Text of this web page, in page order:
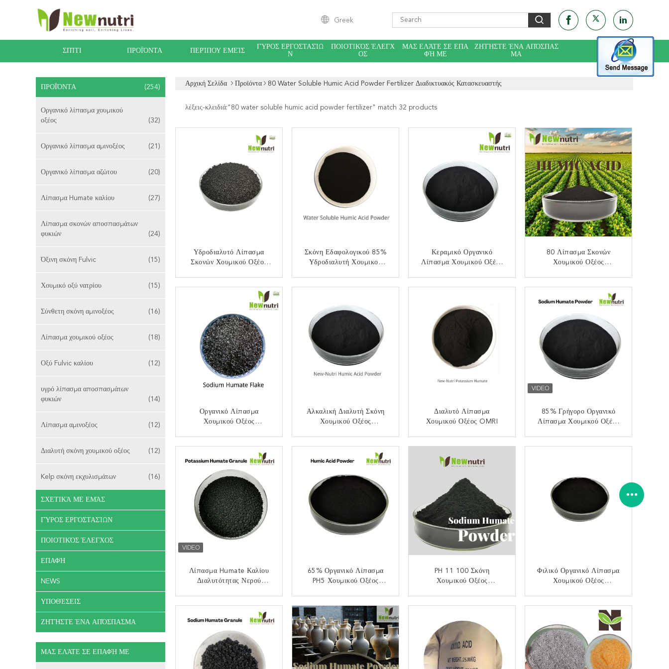
Greek
ΣΠΊΤΙ ΠΡΟΪΌΝΤΑ ΠΕΡΊΠΟΥ ΕΜΕΊΣ
ΓΎΡΟΣ ΕΡΓΟΣΤΑΣΊΩ
Ν
ΠΟΙΟΤΙΚΌΣ ΈΛΕΓΧ
ΟΣ
ΜΑΣ ΕΛΆΤΕ ΣΕ ΕΠΑ
ΦΉ ΜΕ
ΖΗΤΉΣΤΕ ΈΝΑ ΑΠΌΣΠΑΣ
ΜΑ
ΠΡΟΪΌΝΤΑ (254)
Οργανικό λίπασμα χουμικού
οξέος
(32)
Οργανικό λίπασμα αμινοξέος (21)
Οργανικό λίπασμα αζώτου (20)
Λίπασμα Humate καλίου (27)
Λίπασμα σκονών αποσπασμάτων
φυκιών
(24)
Όξινη σκόνη Fulvic (15)
Χουμικό οξύ νατρίου (15)
Σύνθετη σκόνη αμινοξέος (16)
Λίπασμα χουμικού οξέος (18)
Οξύ Fulvic καλίου (12)
υγρό λίπασμα αποσπασμάτων
φυκιών
(14)
Λίπασμα αμινοξέος (12)
Διαλυτή σκόνη χουμικού οξέος (12)
Kelp σκόνη εκχυλισμάτων (16)
ΣΧΕΤΙΚΆ ΜΕ ΕΜΆΣ
ΓΎΡΟΣ ΕΡΓΟΣΤΑΣΊΩΝ
ΠΟΙΟΤΙΚΌΣ ΈΛΕΓΧΟΣ
ΕΠΑΦΉ
NEWS
ΥΠΟΘΈΣΕΙΣ
ΖΗΤΉΣΤΕ ΈΝΑ ΑΠΌΣΠΑΣΜΑ
ΜΑΣ ΕΛΆΤΕ ΣΕ ΕΠΑΦΉ ΜΕ
Αρχική Σελίδα Προϊόντα 80 Water Soluble Humic Acid Powder Fertilizer Διαδικτυακός Κατασκευαστής
λέξεις-κλειδιά:" 80 water soluble humic acid powder fertilizer" match 32 products
Υδροδιαλυτό Λίπασμα
Σκονών Χουμικού Οξέος
ΕΠΙΚΟΙΝΩΝΉΣΤΕ
Σκόνη Εδαφολογικού 85%
Υδροδιαλυτή Χουμικού
ΕΠΙΚΟΙΝΩΝΉΣΤΕ
Κεραμικό Οργανικό
Λίπασμα Χουμικού Οξέος
ΕΠΙΚΟΙΝΩΝΉΣΤΕ
80 Λίπασμα Σκονών
Χουμικού Οξέος
ΕΠΙΚΟΙΝΩΝΉΣΤΕ
Οργανικό Λίπασμα
Χουμικού Οξέος
ΕΠΙΚΟΙΝΩΝΉΣΤΕ
Αλκαλική Διαλυτή Σκόνη
Χουμικού Οξέος
ΕΠΙΚΟΙΝΩΝΉΣΤΕ
Διαλυτό Λίπασμα
Χουμικού Οξέος OMRI
ΕΠΙΚΟΙΝΩΝΉΣΤΕ
85% Γρήγορο Οργανικό
Λίπασμα Χουμικού Οξέος
ΕΠΙΚΟΙΝΩΝΉΣΤΕ
Λίπασμα Humate Καλίου
Διαλυτότητας Νερού
ΕΠΙΚΟΙΝΩΝΉΣΤΕ
65% Οργανικό Λίπασμα
PH5 Χουμικού Οξέος
ΕΠΙΚΟΙΝΩΝΉΣΤΕ
PH 11 100 Σκόνη
Χουμικού Οξέος
ΕΠΙΚΟΙΝΩΝΉΣΤΕ
Φιλικό Οργανικό Λίπασμα
Χουμικού Οξέος
ΕΠΙΚΟΙΝΩΝΉΣΤΕ